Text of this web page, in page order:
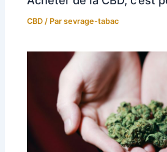
CBD / Parsevrage-tabac